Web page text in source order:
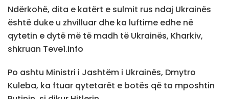
Ndërkohë, dita e katërt e sulmit rus ndaj Ukrainës
është duke u zhvilluar dhe ka luftime edhe në
qytetin e dytë më të madh të Ukrainës, Kharkiv,
shkruan Teve1.info
Po ashtu Ministri i Jashtëm i Ukrainës, Dmytro
Kuleba, ka ftuar qytetarët e botës që ta mposhtin